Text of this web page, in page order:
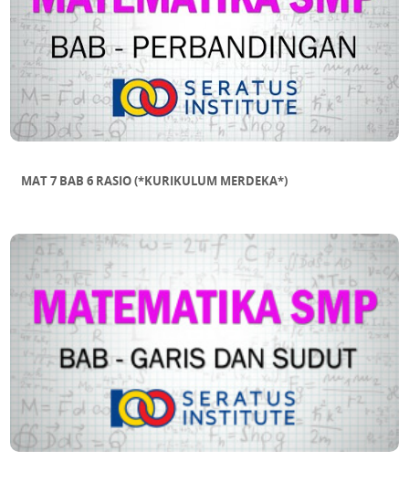
MAT 7 BAB 6 RASIO (*KURIKULUM MERDEKA*)